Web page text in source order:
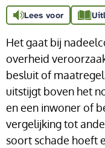
Lees voor
Het gaat bij
overheid
besluit of
uitstijgt boven het
en een inwoner of
vergelijking tot
soort schade hoeft